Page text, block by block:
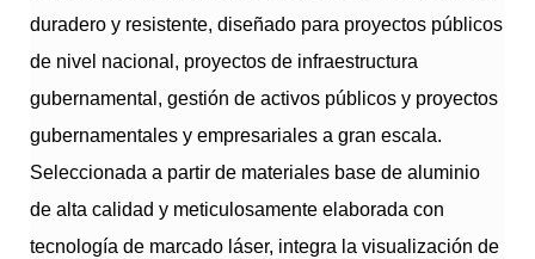
duradero y resistente, diseñado para proyectos públicos
de nivel nacional, proyectos de infraestructura
gubernamental, gestión de activos públicos y proyectos
gubernamentales y empresariales a gran escala.
Seleccionada a partir de materiales base de aluminio
de alta calidad y meticulosamente elaborada con
tecnología de marcado láser, integra la visualización de